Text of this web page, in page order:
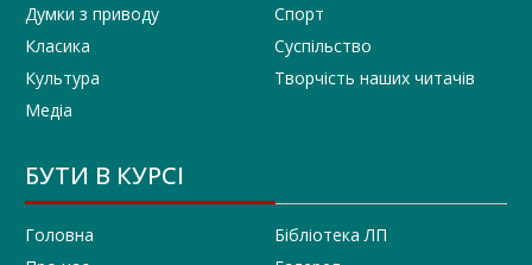
Думки з приводу
Класика
Культура
Медіа
Спорт
Суспільство
Творчість наших читачів
БУТИ В КУРСІ
Головна
Бібліотека ЛП